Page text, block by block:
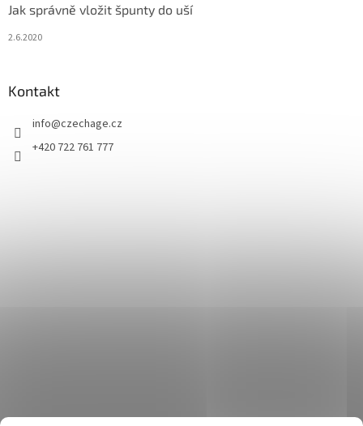
Jak správně vložit špunty do uší
2.6.2020
Kontakt
info@czechage.cz
+420 722 761 777